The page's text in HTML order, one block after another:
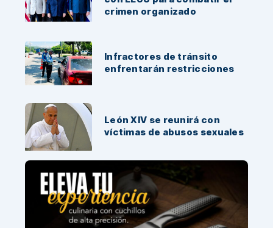
crimen organizado
Infractores de tránsito
enfrentarán restricciones
León XIV se reunirá con
víctimas de abusos sexuales